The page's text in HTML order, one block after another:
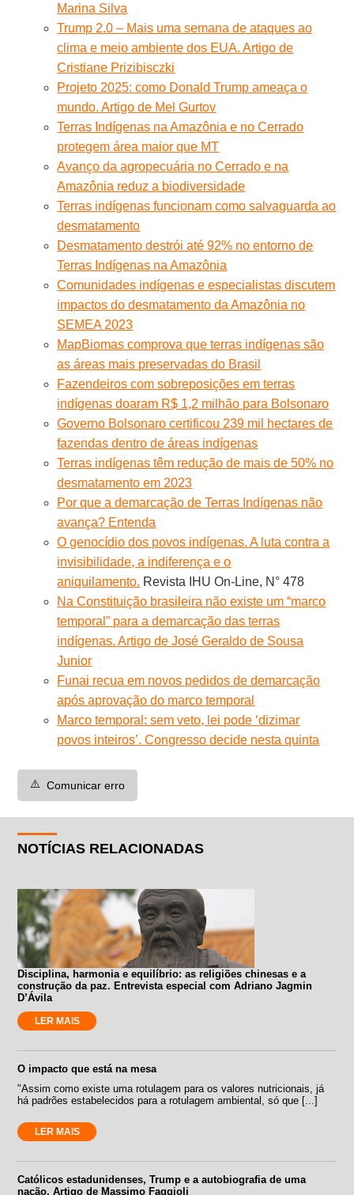
Marina Silva
Trump 2.0 – Mais uma semana de ataques ao
clima e meio ambiente dos EUA. Artigo de
Cristiane Prizibisczki
Projeto 2025: como Donald Trump ameaça o
mundo. Artigo de Mel Gurtov
Terras Indígenas na Amazônia e no Cerrado
protegem área maior que MT
Avanço da agropecuária no Cerrado e na
Amazônia reduz a biodiversidade
Terras indígenas funcionam como salvaguarda ao
desmatamento
Desmatamento destrói até 92% no entorno de
Terras Indígenas na Amazônia
Comunidades indígenas e especialistas discutem
impactos do desmatamento da Amazônia no
SEMEA 2023
MapBiomas comprova que terras indígenas são
as áreas mais preservadas do Brasil
Fazendeiros com sobreposições em terras
indígenas doaram R$ 1,2 milhão para Bolsonaro
Governo Bolsonaro certificou 239 mil hectares de
fazendas dentro de áreas indígenas
Terras indígenas têm redução de mais de 50% no
desmatamento em 2023
Por que a demarcação de Terras Indígenas não
avança? Entenda
O genocídio dos povos indígenas. A luta contra a
invisibilidade, a indiferença e o
aniquilamento. Revista IHU On-Line, N° 478
Na Constituição brasileira não existe um “marco
temporal” para a demarcação das terras
indígenas. Artigo de José Geraldo de Sousa
Junior
Funai recua em novos pedidos de demarcação
após aprovação do marco temporal
Marco temporal: sem veto, lei pode ‘dizimar
povos inteiros’. Congresso decide nesta quinta
⚠️ Comunicar erro
NOTÍCIAS RELACIONADAS
Disciplina, harmonia e equilíbrio: as religiões chinesas e a
construção da paz. Entrevista especial com Adriano Jagmin
D’Ávila
LER MAIS
O impacto que está na mesa
"Assim como existe uma rotulagem para os valores nutricionais, já
há padrões estabelecidos para a rotulagem ambiental, só que [...]
LER MAIS
Católicos estadunidenses, Trump e a autobiografia de uma
nação. Artigo de Massimo Faggioli